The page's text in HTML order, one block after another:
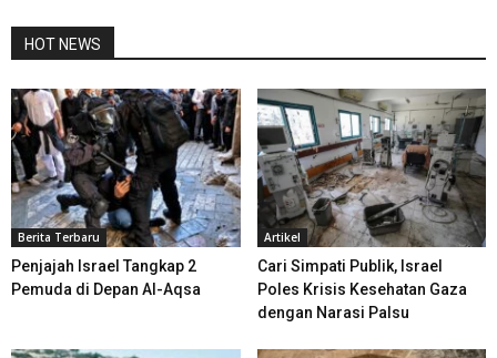
HOT NEWS
Berita Terbaru
Penjajah Israel Tangkap 2
Pemuda di Depan Al-Aqsa
Artikel
Cari Simpati Publik, Israel
Poles Krisis Kesehatan Gaza
dengan Narasi Palsu